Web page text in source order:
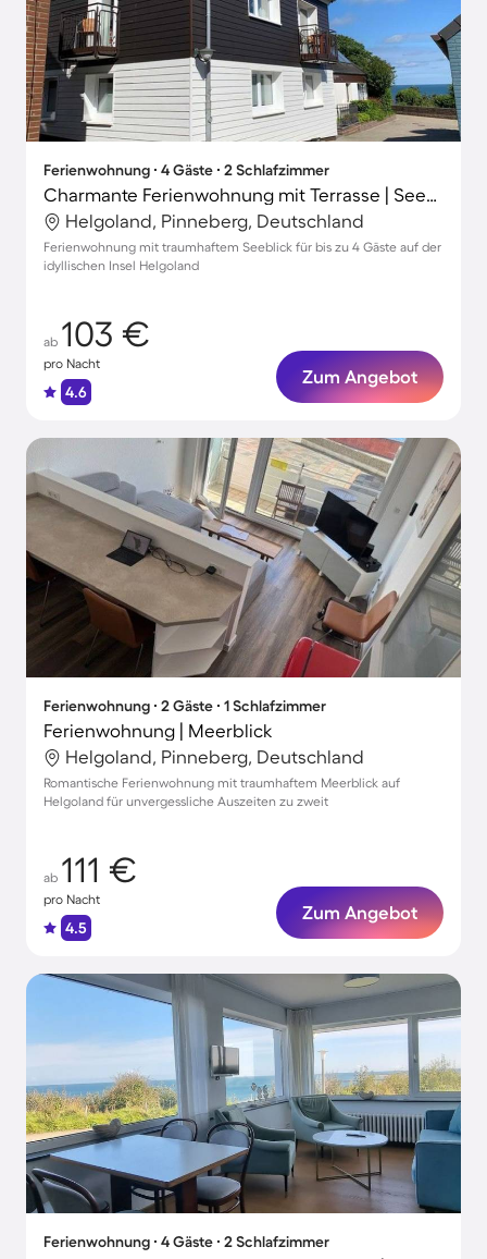
Ferienwohnung ∙ 4 Gäste ∙ 2 Schlafzimmer
Charmante Ferienwohnung mit Terrasse | Seeblick | Nah am Strand
Helgoland, Pinneberg, Deutschland
Ferienwohnung mit traumhaftem Seeblick für bis zu 4 Gäste auf der
idyllischen Insel Helgoland
ab 103 €
pro Nacht
4.6
Zum Angebot
Ferienwohnung ∙ 2 Gäste ∙ 1 Schlafzimmer
Ferienwohnung | Meerblick
Helgoland, Pinneberg, Deutschland
Romantische Ferienwohnung mit traumhaftem Meerblick auf
Helgoland für unvergessliche Auszeiten zu zweit
ab 111 €
pro Nacht
4.5
Zum Angebot
Ferienwohnung ∙ 4 Gäste ∙ 2 Schlafzimmer